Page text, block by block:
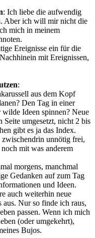
: Ich liebe die aufwendig
Aber ich will mir nicht die
mich in meinem
Ereignisse ein für die
mit Ereignissen,
:
aus dem Kopf
Den Tag in einer
wilde Ideen spinnen? Neue
Seite umgesetzt, nicht 2 bis
gibt es ja das Index.
unnötig frei,
mit was anderem
morgens, manchmal
Gedanken auf zum Tag
und Ideen.
auch weiterhin neue
Nur so finde ich raus,
passen. Wenn ich mich
(oder umgekehrt),
Bujos.